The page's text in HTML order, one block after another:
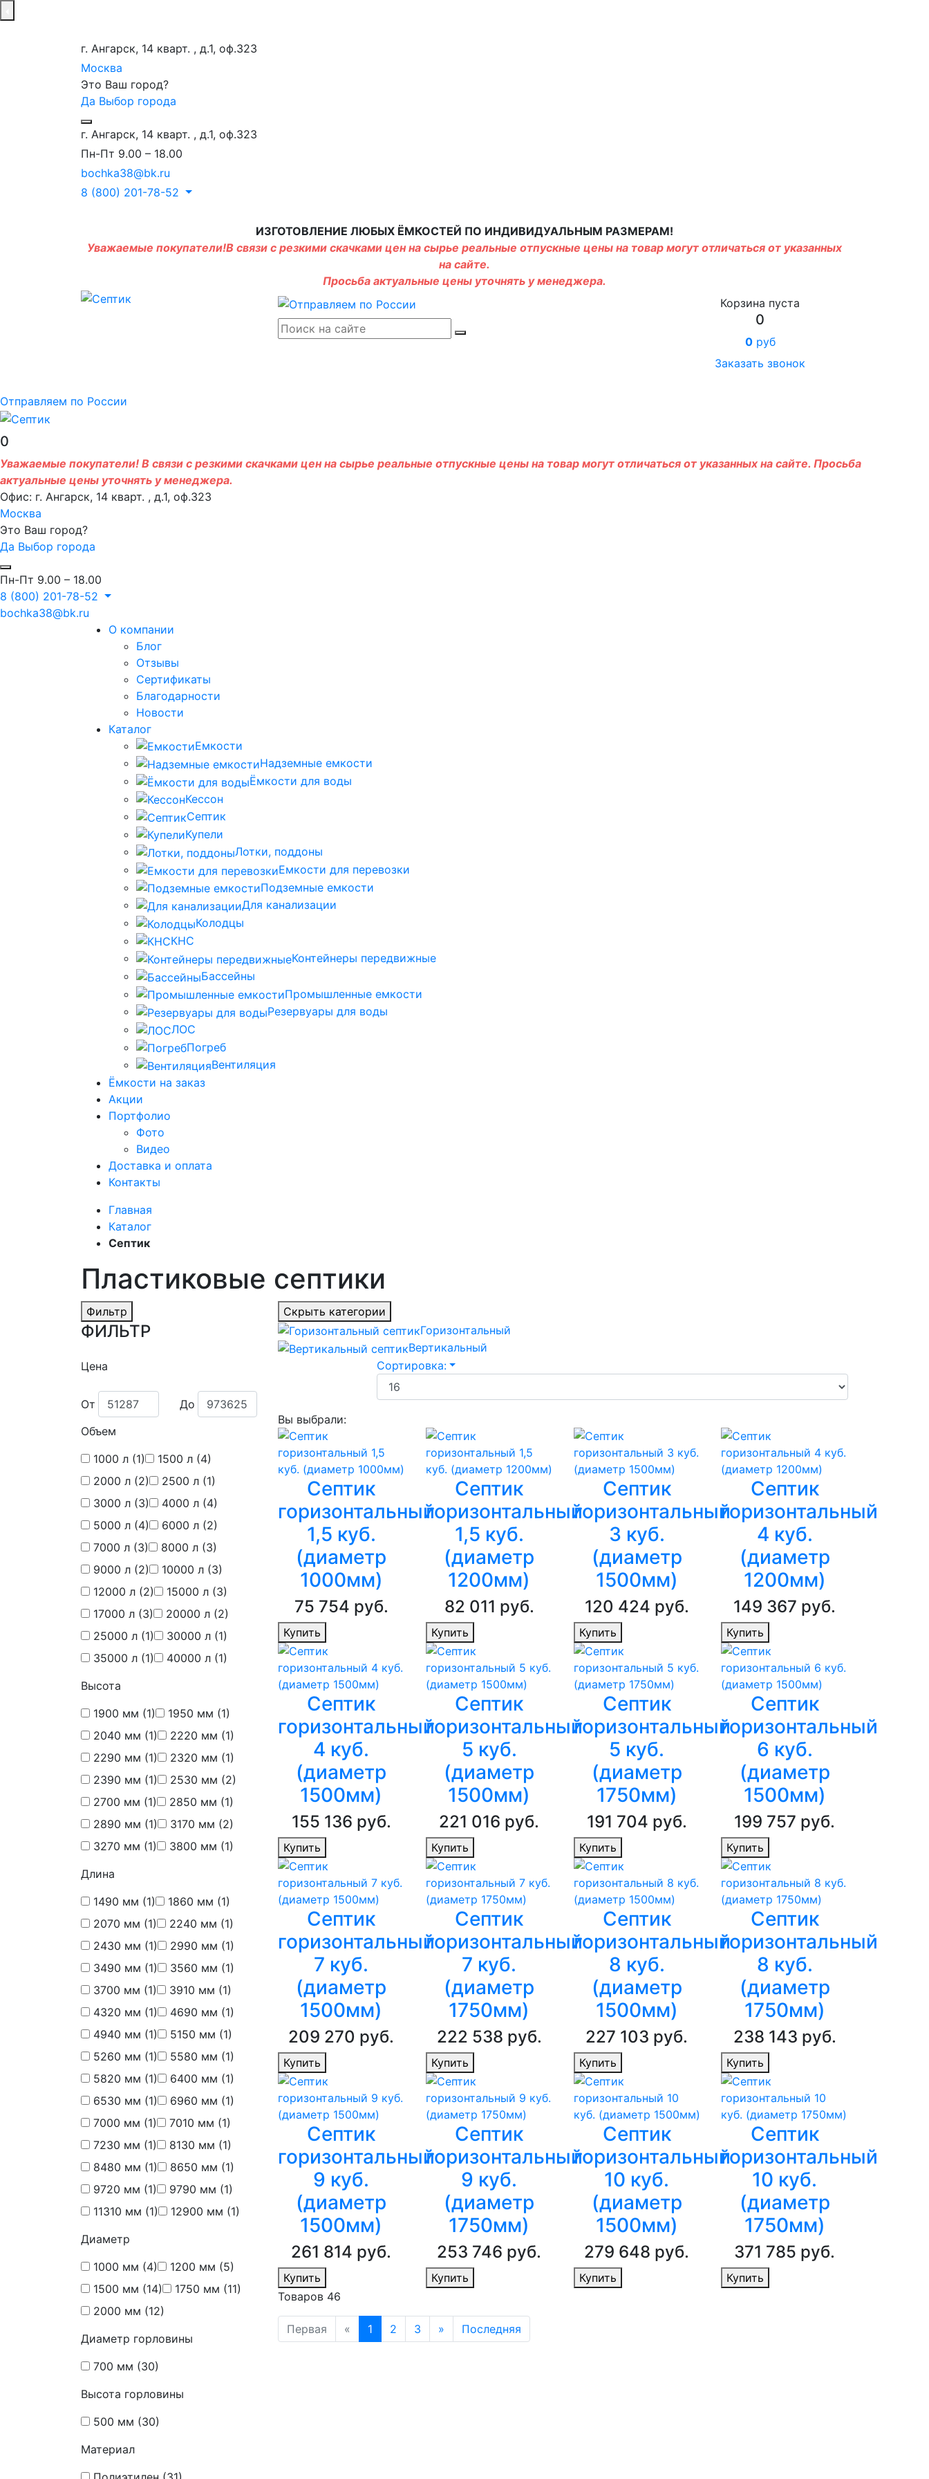
г. Ангарск, 14 кварт. , д.1, оф.323
Москва
Это Ваш город?
Да Выбор города
г. Ангарск, 14 кварт. , д.1, оф.323
Пн-Пт 9.00 – 18.00
bochka38@bk.ru
8 (800) 201-78-52
ИЗГОТОВЛЕНИЕ ЛЮБЫХ ЁМКОСТЕЙ ПО ИНДИВИДУАЛЬНЫМ РАЗМЕРАМ!
Уважаемые покупатели!В связи с резкими скачками цен на сырье реальные отпускные цены на товар могут отличаться от указанных
на сайте.
Просьба актуальные цены уточнять у менеджера.
Корзина пуста
0
0руб
Заказать звонок
Отправляем по России
0
Уважаемые покупатели! В связи с резкими скачками цен на сырье реальные отпускные цены на товар могут отличаться от указанных на сайте. Просьба
актуальные цены уточнять у менеджера.
Офис: г. Ангарск, 14 кварт. , д.1, оф.323
Москва
Это Ваш город?
Да Выбор города
Пн-Пт 9.00 – 18.00
8 (800) 201-78-52
bochka38@bk.ru
О компании
Блог
Отзывы
Сертификаты
Благодарности
Новости
Каталог
Емкости
Надземные емкости
Ёмкости для воды
Кессон
Септик
Купели
Лотки, поддоны
Емкости для перевозки
Подземные емкости
Для канализации
Колодцы
КНС
Контейнеры передвижные
Бассейны
Промышленные емкости
Резервуары для воды
ЛОС
Погреб
Вентиляция
Ёмкости на заказ
Акции
Портфолио
Фото
Видео
Доставка и оплата
Контакты
Главная
Каталог
Септик
Пластиковые септики
Фильтр
ФИЛЬТР
Цена
От
До
Объем
1000 л (1) 1500 л (4)
2000 л (2) 2500 л (1)
3000 л (3) 4000 л (4)
5000 л (4) 6000 л (2)
7000 л (3) 8000 л (3)
9000 л (2) 10000 л (3)
12000 л (2) 15000 л (3)
17000 л (3) 20000 л (2)
25000 л (1) 30000 л (1)
35000 л (1) 40000 л (1)
Высота
1900 мм (1) 1950 мм (1)
2040 мм (1) 2220 мм (1)
2290 мм (1) 2320 мм (1)
2390 мм (1) 2530 мм (2)
2700 мм (1) 2850 мм (1)
2890 мм (1) 3170 мм (2)
3270 мм (1) 3800 мм (1)
Длина
1490 мм (1) 1860 мм (1)
2070 мм (1) 2240 мм (1)
2430 мм (1) 2990 мм (1)
3490 мм (1) 3560 мм (1)
3700 мм (1) 3910 мм (1)
4320 мм (1) 4690 мм (1)
4940 мм (1) 5150 мм (1)
5260 мм (1) 5580 мм (1)
5820 мм (1) 6400 мм (1)
6530 мм (1) 6960 мм (1)
7000 мм (1) 7010 мм (1)
7230 мм (1) 8130 мм (1)
8480 мм (1) 8650 мм (1)
9720 мм (1) 9790 мм (1)
11310 мм (1) 12900 мм (1)
Диаметр
1000 мм (4) 1200 мм (5)
1500 мм (14) 1750 мм (11)
2000 мм (12)
Диаметр горловины
700 мм (30)
Высота горловины
500 мм (30)
Материал
Скрыть категории
Горизонтальный
Вертикальный
Сортировка:
Вы выбрали:
Септик
горизонтальный
1,5 куб.
(диаметр
1000мм)
75 754 руб.
Купить
Септик
горизонтальный
1,5 куб.
(диаметр
1200мм)
82 011 руб.
Купить
Септик
горизонтальный
3 куб.
(диаметр
1500мм)
120 424 руб.
Купить
Септик
горизонтальный
4 куб.
(диаметр
1200мм)
149 367 руб.
Купить
Септик
горизонтальный
4 куб.
(диаметр
1500мм)
155 136 руб.
Купить
Септик
горизонтальный
5 куб.
(диаметр
1500мм)
221 016 руб.
Купить
Септик
горизонтальный
5 куб.
(диаметр
1750мм)
191 704 руб.
Купить
Септик
горизонтальный
6 куб.
(диаметр
1500мм)
199 757 руб.
Купить
Септик
горизонтальный
7 куб.
(диаметр
1500мм)
209 270 руб.
Купить
Септик
горизонтальный
7 куб.
(диаметр
1750мм)
222 538 руб.
Купить
Септик
горизонтальный
8 куб.
(диаметр
1500мм)
227 103 руб.
Купить
Септик
горизонтальный
8 куб.
(диаметр
1750мм)
238 143 руб.
Купить
Септик
горизонтальный
9 куб.
(диаметр
1500мм)
261 814 руб.
Купить
Септик
горизонтальный
9 куб.
(диаметр
1750мм)
253 746 руб.
Купить
Септик
горизонтальный
10 куб.
(диаметр
1500мм)
279 648 руб.
Купить
Септик
горизонтальный
10 куб.
(диаметр
1750мм)
371 785 руб.
Купить
Товаров 46
Первая « 1 2 3 » Последняя